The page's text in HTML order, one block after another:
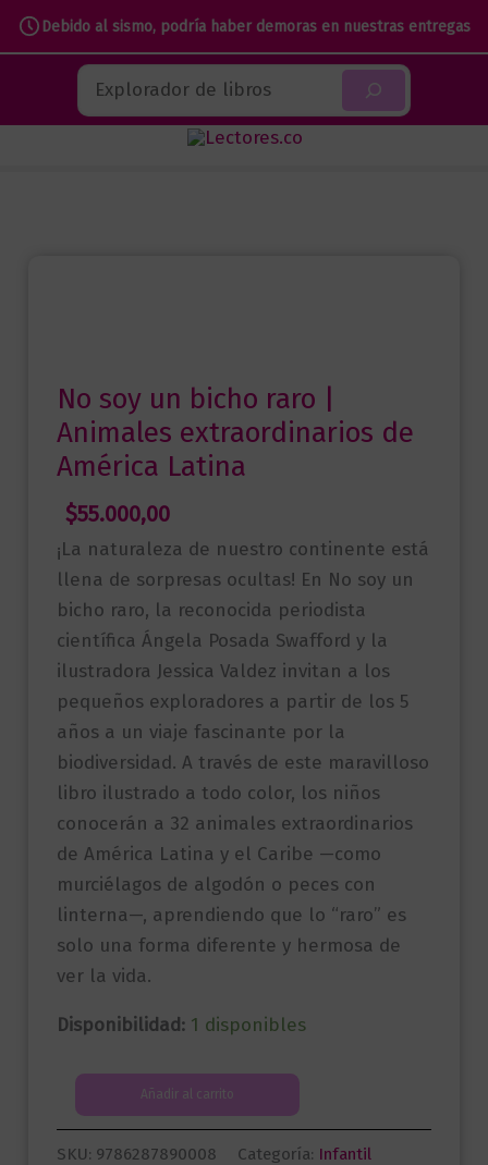
Debido al sismo, podría haber demoras en nuestras entregas
contenido
Buscar
No soy un bicho raro |
Animales extraordinarios de
América Latina
$55.000,00
¡La naturaleza de nuestro continente está
llena de sorpresas ocultas! En No soy un
bicho raro, la reconocida periodista
científica Ángela Posada Swafford y la
ilustradora Jessica Valdez invitan a los
pequeños exploradores a partir de los 5
años a un viaje fascinante por la
biodiversidad. A través de este maravilloso
libro ilustrado a todo color, los niños
conocerán a 32 animales extraordinarios
de América Latina y el Caribe —como
murciélagos de algodón o peces con
linterna—, aprendiendo que lo “raro” es
solo una forma diferente y hermosa de
ver la vida.
Disponibilidad: 1 disponibles
No
soy
un
Añadir al carrito
SKU: 9786287890008 Categoría: Infantil
soy
un